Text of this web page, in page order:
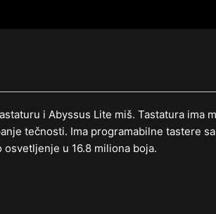
i Abyssus Lite miš. Tastatura
tečnosti. Ima programabilne tastere
u 16.8 miliona boja.